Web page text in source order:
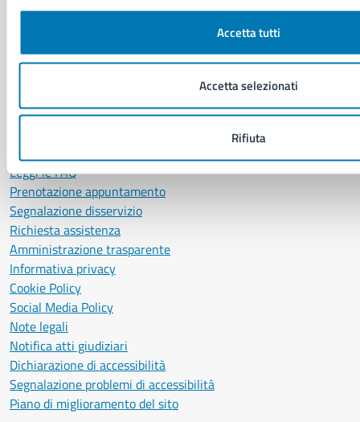
Accetta tutti
Accetta selezionati
Rifiuta
LEI: 8156007FF4DEB97ABA09
Servizio Protocollo, URP e Albo Pretorio
PEC:urp@pec.comune.napoli.it
Leggi le FAQ
Prenotazione appuntamento
Segnalazione disservizio
Richiesta assistenza
Amministrazione trasparente
Informativa privacy
Cookie Policy
Social Media Policy
Note legali
Notifica atti giudiziari
Dichiarazione di accessibilità
Segnalazione problemi di accessibilità
Piano di miglioramento del sito